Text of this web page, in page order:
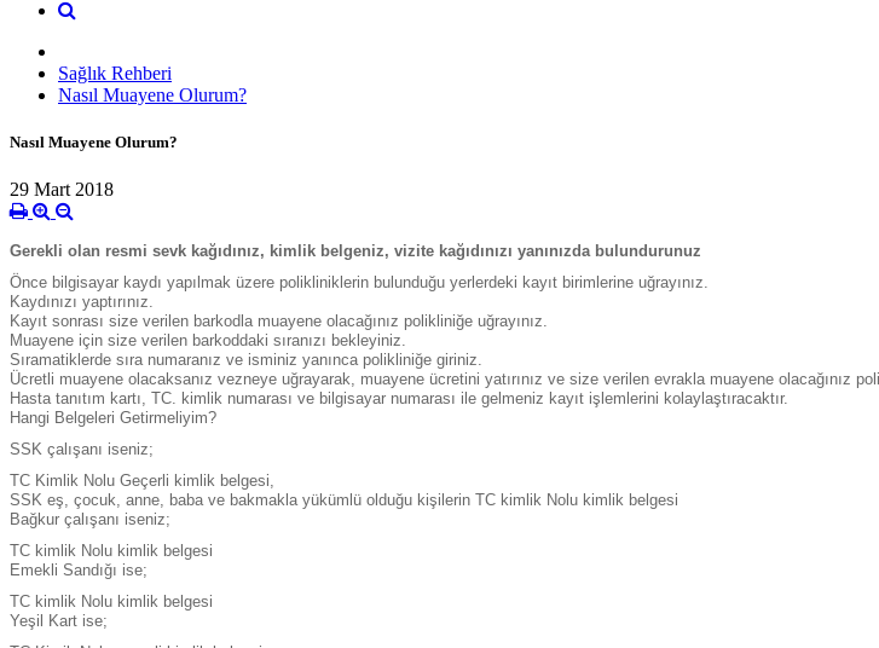
Sağlık Rehberi
Nasıl Muayene Olurum?
Nasıl Muayene Olurum?
29 Mart 2018
Gerekli olan resmi sevk kağıdınız, kimlik belgeniz, vizite kağıdınızı yanınızda bulundurunuz
Önce bilgisayar kaydı yapılmak üzere polikliniklerin bulunduğu yerlerdeki kayıt birimlerine uğrayınız.
Kaydınızı yaptırınız.
Kayıt sonrası size verilen barkodla muayene olacağınız polikliniğe uğrayınız.
Muayene için size verilen barkoddaki sıranızı bekleyiniz.
Sıramatiklerde sıra numaranız ve isminiz yanınca polikliniğe giriniz.
Ücretli muayene olacaksanız vezneye uğrayarak, muayene ücretini yatırınız ve size verilen evrakla muayene olacağınız
Hasta tanıtım kartı, TC. kimlik numarası ve bilgisayar numarası ile gelmeniz kayıt işlemlerini kolaylaştıracaktır.
Hangi Belgeleri Getirmeliyim?
SSK çalışanı iseniz;
TC Kimlik Nolu Geçerli kimlik belgesi,
SSK eş, çocuk, anne, baba ve bakmakla yükümlü olduğu kişilerin TC kimlik Nolu kimlik belgesi
Bağkur çalışanı iseniz;
TC kimlik Nolu kimlik belgesi
Emekli Sandığı ise;
TC kimlik Nolu kimlik belgesi
Yeşil Kart ise;